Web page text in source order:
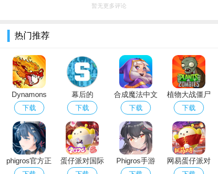
2、情侣系统，寻找自己的另一半邀请你的朋友们都前来参加
3、强大的交易系统玩家可以在上面购买自己需要的商品，掉
落的装备不需要也可以进行交易获得相应报酬。
4、愉快轻松的背景音乐让玩家感受到轻松的游戏氛围。
5、海量的关卡和副本等你来挑战，更有机会掉落极品装备
哦。
6、炫酷的技能特效，不同角色有不同的技能特效。
暂无更多评论
热门推荐
Dynamons
World下载
2026最新版
下载
幕后的
Nextbots沙盒
游戏安卓最新
版本
下载
合成魔法中文
版
下载
植物大战僵尸
经典版下载安
装免费
下载
phigros官方正
蛋仔派对国际
Phigros手游
网易蛋仔派对